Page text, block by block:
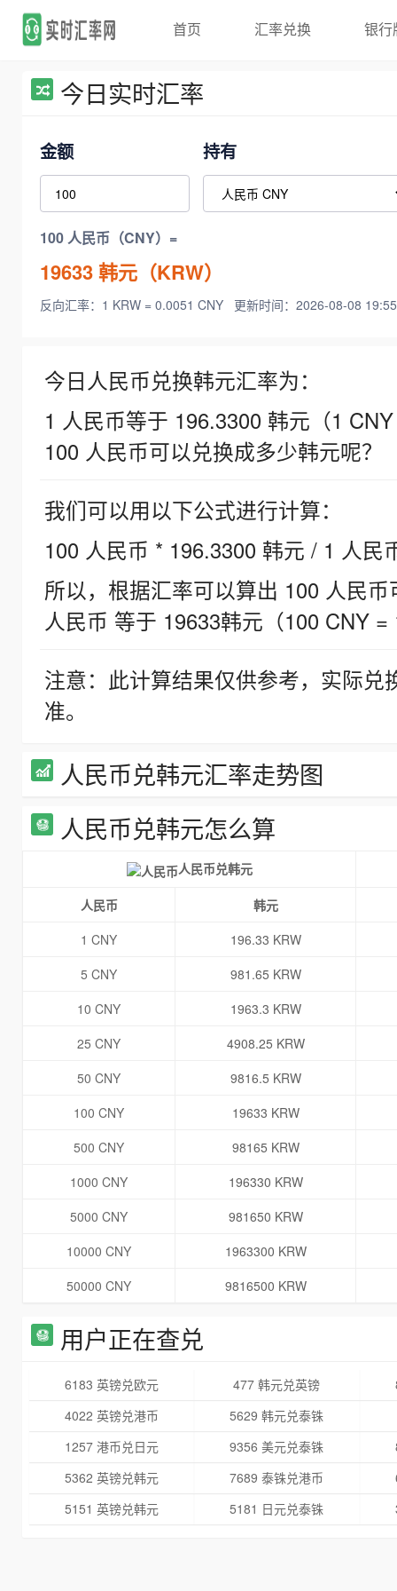
首页 汇率兑换 银行
今日实时汇率
金额 持有
100 人民币（CNY）=
19633韩元（KRW）
反向汇率：1 KRW = 0.0051 CNY 更新时间：2026-08-08
今日人民币兑换韩元汇率为：
1 人民币等于 196.3300 韩元（1
100 人民币可以兑换成多少韩元呢？
我们可以用以下公式进行计算：
100 人民币 * 196.3300 韩元 / 1 人民
所以，根据汇率可以算出 100 人民
人民币 等于 19633韩元（100 CNY =
注意：此计算结果仅供参考，实际
准。
人民币兑韩元汇率走势图
人民币兑韩元怎么算
人民币兑韩元
人民币
韩元
1 CNY
196.33 KRW
5 CNY
981.65 KRW
10 CNY
1963.3 KRW
25 CNY
4908.25 KRW
50 CNY
9816.5 KRW
100 CNY
19633 KRW
500 CNY
98165 KRW
1000 CNY
196330 KRW
5000 CNY
981650 KRW
10000 CNY
1963300 KRW
50000 CNY
9816500 KRW
用户正在查兑
6183 英镑兑欧元 477 韩元兑英镑
4022 英镑兑港币
5629 韩元兑泰铢
1257 港币兑日元
9356 美元兑泰铢
5362 英镑兑韩元
7689 泰铢兑港币
5151 英镑兑韩元
5181 日元兑泰铢